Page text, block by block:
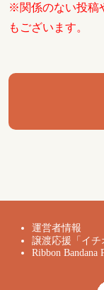
※関係のない投稿
もございます。
運営者情報
譲渡応援「イチ
Ribbon Bandana